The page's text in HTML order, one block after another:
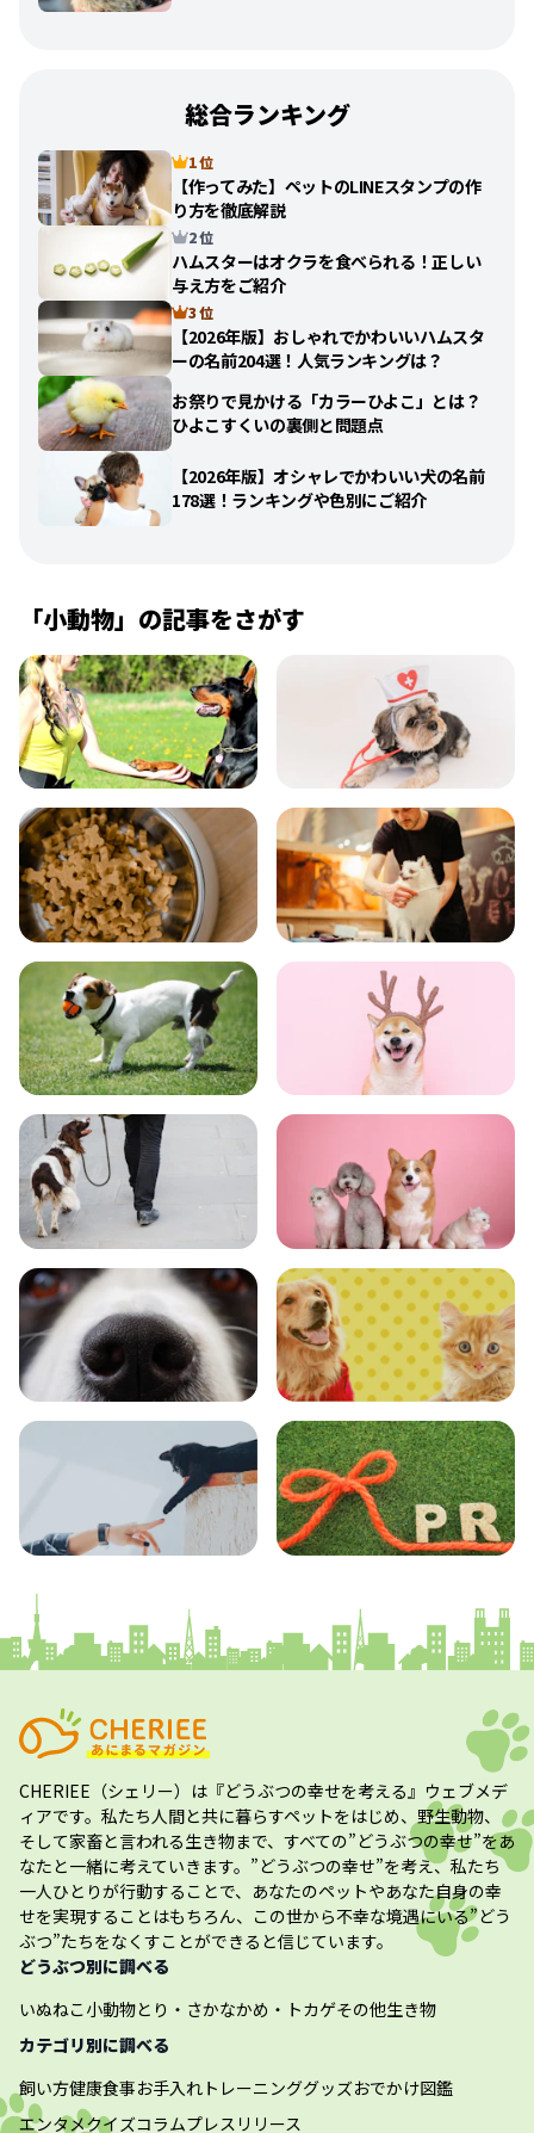
総合ランキング
1 位
【作ってみた】ペットのLINEスタンプの作
り方を徹底解説
2 位
ハムスターはオクラを食べられる！正しい
与え方をご紹介
3 位
【2026年版】おしゃれでかわいいハムスタ
ーの名前204選！人気ランキングは？
お祭りで見かける「カラーひよこ」とは？
ひよこすくいの裏側と問題点
【2026年版】オシャレでかわいい犬の名前
178選！ランキングや色別にご紹介
「小動物」の記事をさがす
飼い方 健康
食事 お手入れ
トレーニング グッズ
おでかけ 図鑑
エンタメ クイズ
CHERIEE（シェリー） は『どうぶつの幸せを考える』ウェブメデ
ィアです。私たち人間と共に暮らすペットをはじめ、野生動物、
そして家畜と言われる生き物まで、すべての”どうぶつの幸せ”をあ
なたと一緒に考えていきます。”どうぶつの幸せ”を考え、私たち
一人ひとりが行動することで、あなたのペットやあなた自身の幸
せを実現することはもちろん、この世から不幸な境遇にいる”どう
ぶつ”たちをなくすことができると信じています。
どうぶつ別に調べる
いぬねこ小動物とり・さかなかめ・トカゲその他生き物
カテゴリ別に調べる
飼い方健康食事お手入れ トレーニンググッズおでかけ図鑑
エンタメクイズコラムプレスリリース